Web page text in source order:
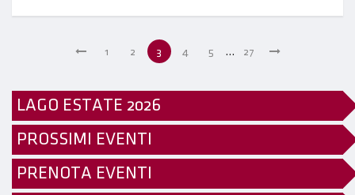
1 2 3 4 5 … 27
LAGO ESTATE 2026
PROSSIMI EVENTI
PRENOTA EVENTI